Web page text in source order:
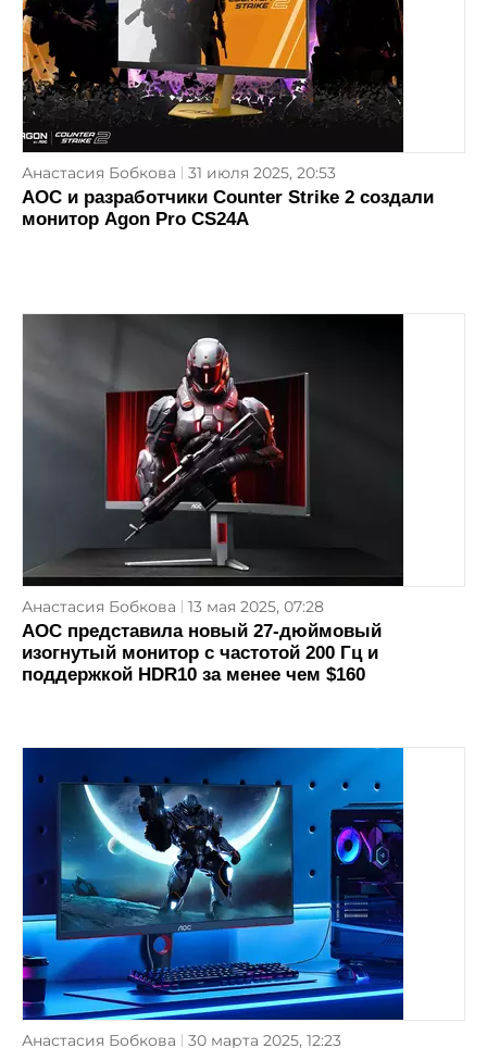
Анастасия Бобкова 31 июля 2025, 20:53
AOC и разработчики Counter Strike 2 создали
монитор Agon Pro CS24A
Анастасия Бобкова 13 мая 2025, 07:28
AOC представила новый 27-дюймовый
изогнутый монитор с частотой 200 Гц и
поддержкой HDR10 за менее чем $160
Анастасия Бобкова 30 марта 2025, 12:23